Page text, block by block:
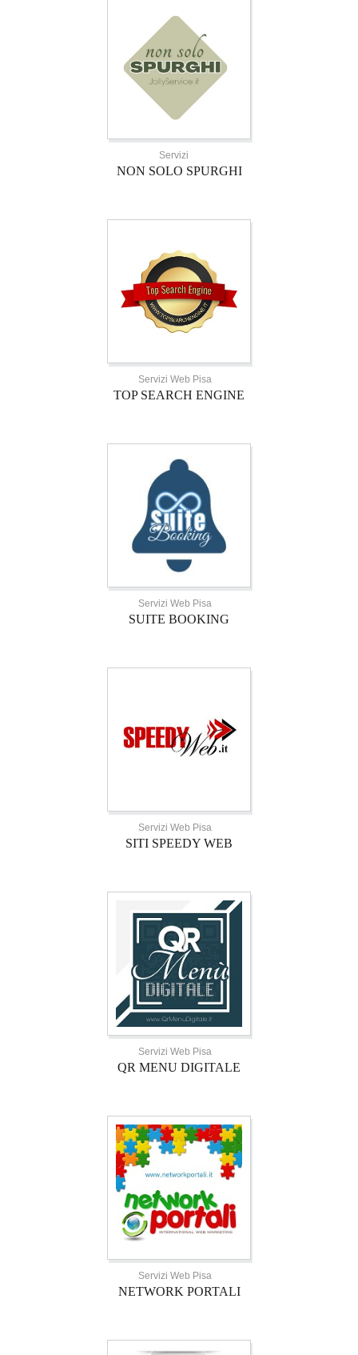
Servizi
NON SOLO SPURGHI
Servizi Web Pisa
TOP SEARCH ENGINE
Servizi Web Pisa
SUITE BOOKING
Servizi Web Pisa
SITI SPEEDY WEB
Servizi Web Pisa
QR MENU DIGITALE
Servizi Web Pisa
NETWORK PORTALI